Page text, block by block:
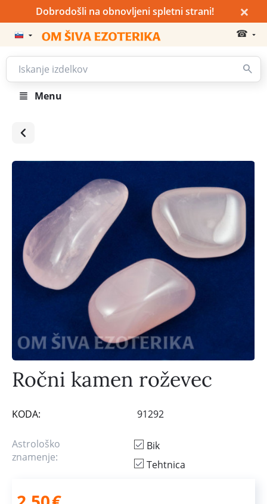
Dobrodošli na obnovljeni spletni strani! ×
☎
Menu
Ročni kamen roževec
KODA: 91292
Astrološko
znamenje:
Bik
Tehtnica